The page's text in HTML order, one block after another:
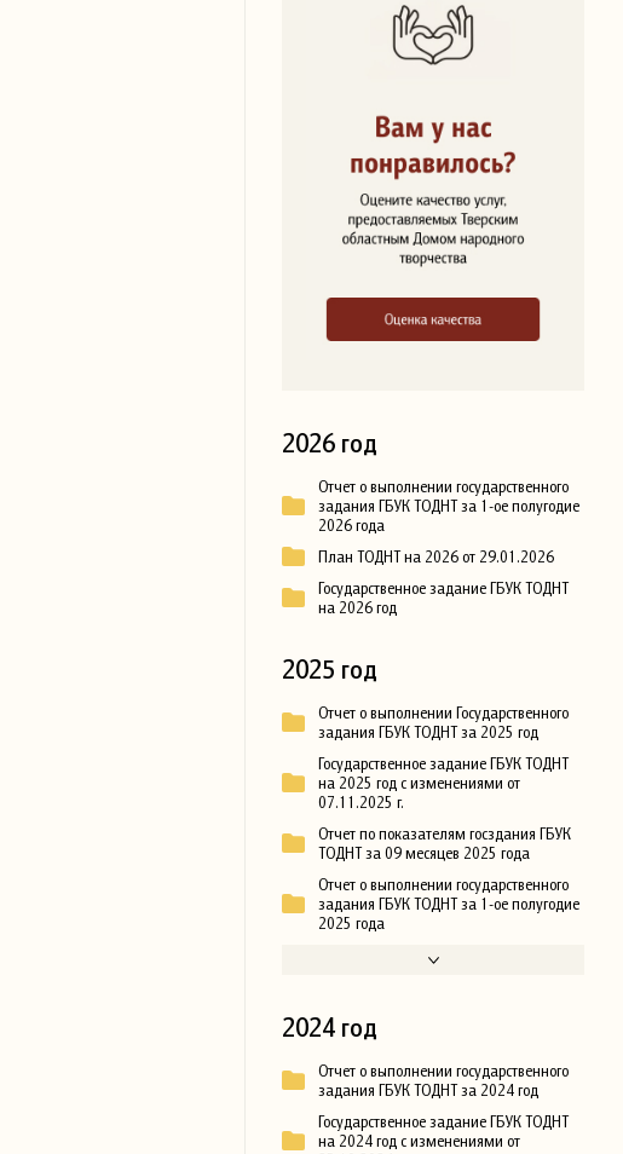
2026 год
Отчет о выполнении государственного
задания ГБУК ТОДНТ за 1-ое полугодие
2026 года
План ТОДНТ на 2026 от 29.01.2026
Государственное задание ГБУК ТОДНТ
на 2026 год
2025 год
Отчет о выполнении Государственного
задания ГБУК ТОДНТ за 2025 год
Государственное задание ГБУК ТОДНТ
на 2025 год с изменениями от
07.11.2025 г.
Отчет по показателям госздания ГБУК
ТОДНТ за 09 месяцев 2025 года
Отчет о выполнении государственного
задания ГБУК ТОДНТ за 1-ое полугодие
2025 года
2024 год
Отчет о выполнении государственного
задания ГБУК ТОДНТ за 2024 год
Государственное задание ГБУК ТОДНТ
на 2024 год с изменениями от